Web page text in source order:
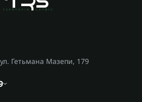
Гетьмана Мазепи, 179